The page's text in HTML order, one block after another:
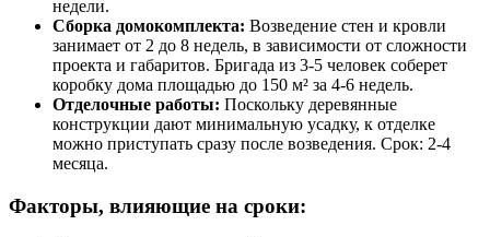
недели.
Сборка домокомплекта: Возведение стен и кровли
занимает от 2 до 8 недель, в зависимости от сложности
проекта и габаритов. Бригада из 3-5 человек соберет
коробку дома площадью до 150 м² за 4-6 недель.
Отделочные работы: Поскольку деревянные
конструкции дают минимальную усадку, к отделке
можно приступать сразу после возведения. Срок: 2-4
месяца.
Факторы, влияющие на сроки: